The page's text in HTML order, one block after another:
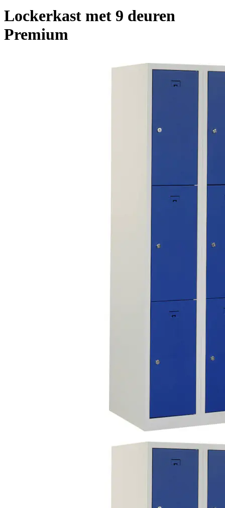
Lockerkast met 9 deuren
Premium